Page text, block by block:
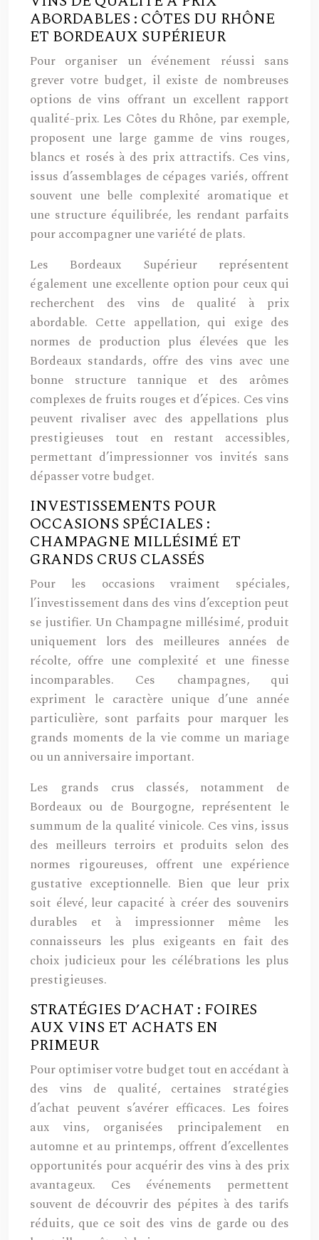
ABORDABLES : CÔTES DU RHÔNE
ET BORDEAUX SUPÉRIEUR
Pour organiser un événement réussi sans
grever votre budget, il existe de nombreuses
options de vins offrant un excellent rapport
qualité-prix. Les Côtes du Rhône, par exemple,
proposent une large gamme de vins rouges,
blancs et rosés à des prix attractifs. Ces vins,
issus d’assemblages de cépages variés, offrent
souvent une belle complexité aromatique et
une structure équilibrée, les rendant parfaits
pour accompagner une variété de plats.
Les Bordeaux Supérieur représentent
également une excellente option pour ceux qui
recherchent des vins de qualité à prix
abordable. Cette appellation, qui exige des
normes de production plus élevées que les
Bordeaux standards, offre des vins avec une
bonne structure tannique et des arômes
complexes de fruits rouges et d’épices. Ces vins
peuvent rivaliser avec des appellations plus
prestigieuses tout en restant accessibles,
permettant d’impressionner vos invités sans
dépasser votre budget.
INVESTISSEMENTS POUR
OCCASIONS SPÉCIALES :
CHAMPAGNE MILLÉSIMÉ ET
GRANDS CRUS CLASSÉS
Pour les occasions vraiment spéciales,
l’investissement dans des vins d’exception peut
se justifier. Un Champagne millésimé, produit
uniquement lors des meilleures années de
récolte, offre une complexité et une finesse
incomparables. Ces champagnes, qui
expriment le caractère unique d’une année
particulière, sont parfaits pour marquer les
grands moments de la vie comme un mariage
ou un anniversaire important.
Les grands crus classés, notamment de
Bordeaux ou de Bourgogne, représentent le
summum de la qualité vinicole. Ces vins, issus
des meilleurs terroirs et produits selon des
normes rigoureuses, offrent une expérience
gustative exceptionnelle. Bien que leur prix
soit élevé, leur capacité à créer des souvenirs
durables et à impressionner même les
connaisseurs les plus exigeants en fait des
choix judicieux pour les célébrations les plus
prestigieuses.
STRATÉGIES D’ACHAT : FOIRES
AUX VINS ET ACHATS EN
PRIMEUR
Pour optimiser votre budget tout en accédant à
des vins de qualité, certaines stratégies
d’achat peuvent s’avérer efficaces. Les foires
aux vins, organisées principalement en
automne et au printemps, offrent d’excellentes
opportunités pour acquérir des vins à des prix
avantageux. Ces événements permettent
souvent de découvrir des pépites à des tarifs
réduits, que ce soit des vins de garde ou des